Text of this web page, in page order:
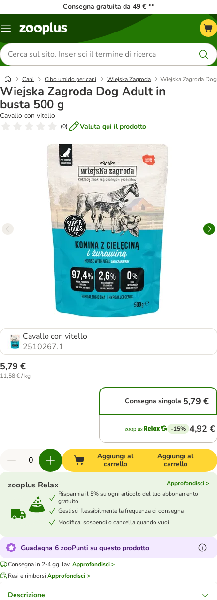
Consegna gratuita da 49 € **
Overview
Cerca
prodotti
Cani Cibo umido per cani Wiejska Zagroda Wiejska Zagroda
Wiejska Zagroda Dog Adult in
busta 500 g
Cavallo con vitello
(0) Valuta qui il prodotto
Cavallo con vitello
2510267.1
5,79 €
11,58 € / kg
Consegna singola 5,79 €
-15% 4,92 €
Aggiungi al
carrello
Aggiungi al
carrello
zooplus Relax
Approfondisci >
Risparmia il 5% su ogni articolo del tuo abbonamento
gratuito
Gestisci flessibilmente la frequenza di consegna
Modifica, sospendi o cancella quando vuoi
Guadagna 6 zooPunti su questo prodotto
Consegna in 2-4 gg. lav. Approfondisci >
Resi e rimborsi Approfondisci >
Descrizione